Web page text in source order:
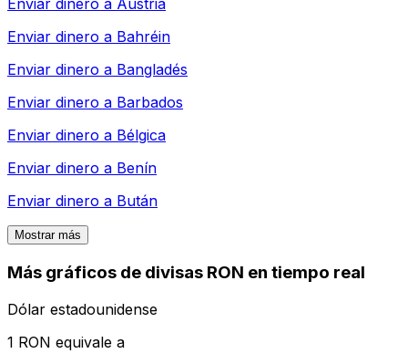
Enviar dinero a Austria
Enviar dinero a Bahréin
Enviar dinero a Bangladés
Enviar dinero a Barbados
Enviar dinero a Bélgica
Enviar dinero a Benín
Enviar dinero a Bután
Mostrar más
Más gráficos de divisas RON en tiempo real
Dólar estadounidense
1 RON equivale a